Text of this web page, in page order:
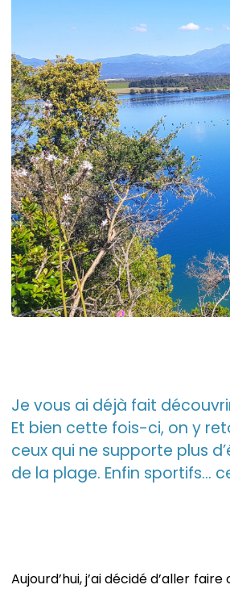
Je vous ai déjà fait
Et bien cette fois-ci, on y
ceux qui ne supporte plus
de la plage. Enfin sportifs…
Aujourd’hui, j’ai décidé d’aller